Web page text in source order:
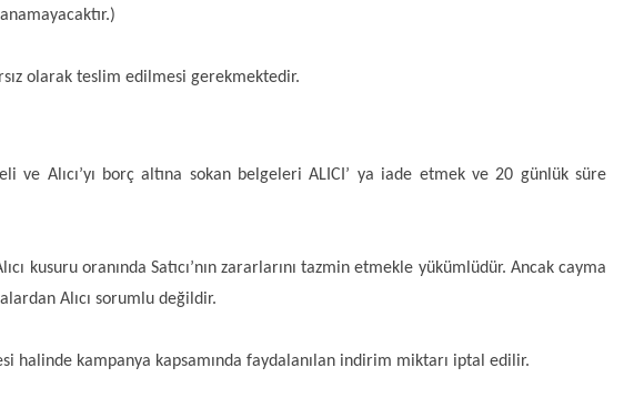
olarak teslim edilmesi gerekmektedir.
Alıcı’yı borç altına sokan belgeleri ALICI’ ya iade etmek ve 20 günlük süre
kusuru oranında Satıcı’nın zararlarını tazmin etmekle yükümlüdür. Ancak cayma
Alıcı sorumlu değildir.
halinde kampanya kapsamında faydalanılan indirim miktarı iptal edilir.